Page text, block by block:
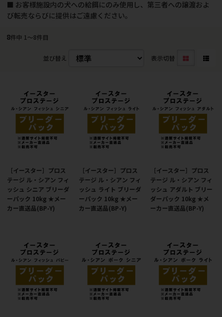
■ お客様施設内の犬への給餌にのみ使用し、第三者への譲渡およ
び転売ならびに提供はご遠慮ください。
8件中 1〜8件目
並び替え 表示切替
［イースター］プロス
テージ ル・シアン フィ
ッシュ シニア ブリーダ
ーパック 10kg ★メー
カー直送品(BP-Y)
［イースター］プロス
テージ ル・シアン フィ
ッシュ ライト ブリーダ
ーパック 10kg ★メー
カー直送品(BP-Y)
［イースター］プロス
テージ ル・シアン フィ
ッシュ アダルト ブリー
ダーパック 10kg ★メ
ーカー直送品(BP-Y)